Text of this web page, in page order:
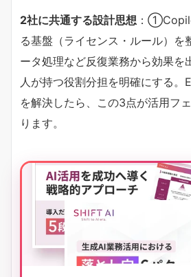
2社に共通する設計思想​ ：
る基盤（ライセンス・ルール）
ータ処理など反復業務から効果
人が持つ役割分担を明確にする。
を解決したら、この3点が活用フ
ります。